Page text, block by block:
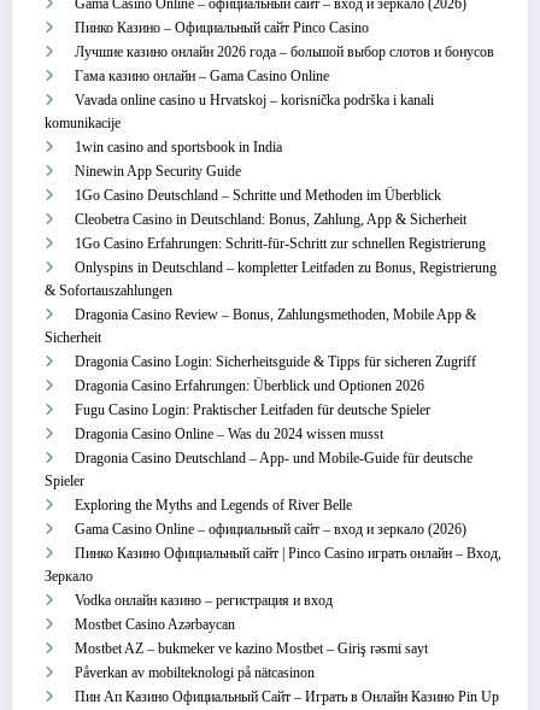
Пинко Казино – Официальный сайт Pinco Casino
Лучшие казино онлайн 2026 года – большой выбор слотов и бонусов
Гама казино онлайн – Gama Casino Online
Vavada online casino u Hrvatskoj – korisnička podrška i kanali
komunikacije
1win casino and sportsbook in India
Ninewin App Security Guide
1Go Casino Deutschland – Schritte und Methoden im Überblick
Cleobetra Casino in Deutschland: Bonus, Zahlung, App & Sicherheit
1Go Casino Erfahrungen: Schritt‑für‑Schritt zur schnellen Registrierung
Onlyspins in Deutschland – kompletter Leitfaden zu Bonus, Registrierung
& Sofortauszahlungen
Dragonia Casino Review – Bonus, Zahlungsmethoden, Mobile App &
Sicherheit
Dragonia Casino Login: Sicherheitsguide & Tipps für sicheren Zugriff
Dragonia Casino Erfahrungen: Überblick und Optionen 2026
Fugu Casino Login: Praktischer Leitfaden für deutsche Spieler
Dragonia Casino Online – Was du 2024 wissen musst
Dragonia Casino Deutschland – App‑ und Mobile‑Guide für deutsche
Spieler
Exploring the Myths and Legends of River Belle
Gama Casino Online – официальный сайт – вход и зеркало (2026)
Пинко Казино Официальный сайт | Pinco Casino играть онлайн – Вход,
Зеркало
Vodka онлайн казино – регистрация и вход
Mostbet Casino Azərbaycan
Mostbet AZ – bukmeker ve kazino Mostbet – Giriş rəsmi sayt
Påverkan av mobilteknologi på nätcasinon
Пин Ап Казино Официальный Сайт – Играть в Онлайн Казино Pin Up